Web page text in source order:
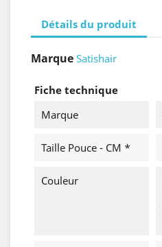
Détails du produit
Marque Satishair
Fiche technique
Marque
Taille Pouce - CM *
Couleur